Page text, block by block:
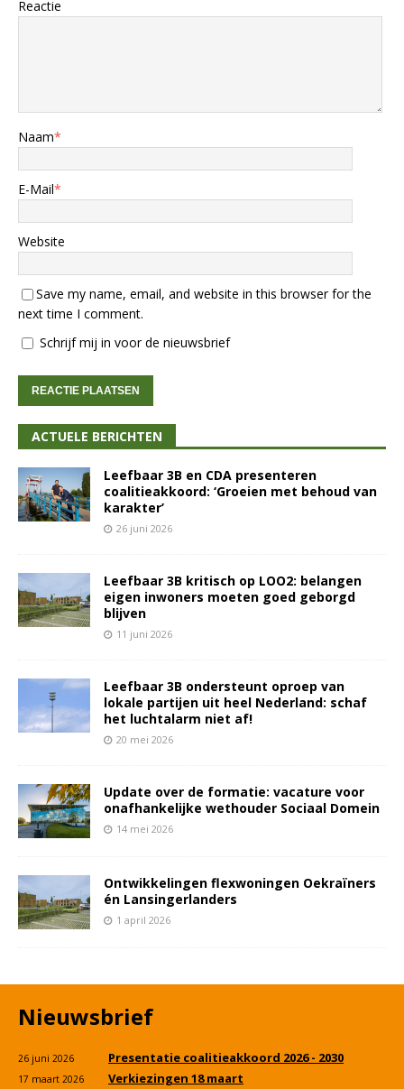
Reactie
Naam*
E-Mail*
Website
Save my name, email, and website in this browser for the
next time I comment.
Schrijf mij in voor de nieuwsbrief
ACTUELE BERICHTEN
Leefbaar 3B en CDA presenteren
coalitieakkoord: ‘Groeien met behoud van
karakter’
26 juni 2026
Leefbaar 3B kritisch op LOO2: belangen
eigen inwoners moeten goed geborgd
blijven
11 juni 2026
Leefbaar 3B ondersteunt oproep van
lokale partijen uit heel Nederland: schaf
het luchtalarm niet af!
20 mei 2026
Update over de formatie: vacature voor
onafhankelijke wethouder Sociaal Domein
14 mei 2026
Ontwikkelingen flexwoningen Oekraïners
én Lansingerlanders
1 april 2026
Nieuwsbrief
26 juni 2026 Presentatie coalitieakkoord 2026 - 2030
17 maart 2026 Verkiezingen 18 maart